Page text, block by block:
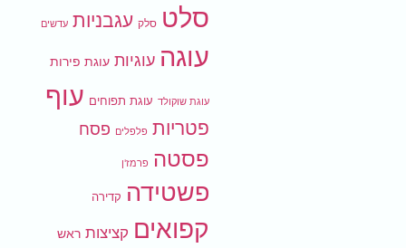
סלט סלק עגבניות עדשים
עוגה עוגיות עוגת פירות
עוגת שוקולד עוגת תפוחים עוף
פטריות פלפלים פסח
פסטה פרמז'ן
פשטידה קדירה
קפואים קציצות ראש